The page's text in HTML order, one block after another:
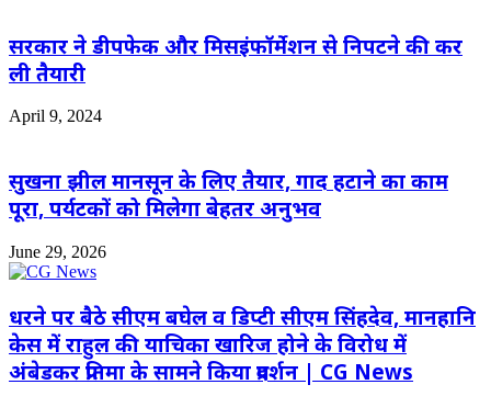
सरकार ने डीपफेक और मिसइंफॉर्मेशन से निपटने की कर
ली तैयारी
April 9, 2024
सुखना झील मानसून के लिए तैयार, गाद हटाने का काम
पूरा, पर्यटकों को मिलेगा बेहतर अनुभव
June 29, 2026
धरने पर बैठे सीएम बघेल व डिप्टी सीएम सिंहदेव, मानहानि
केस में राहुल की याचिका खारिज होने के विरोध में
अंबेडकर प्रतिमा के सामने किया प्रदर्शन | CG News